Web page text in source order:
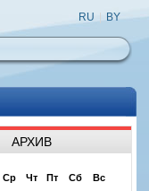
RU BY
АРХИВ
Ср Чт Пт Сб Вс